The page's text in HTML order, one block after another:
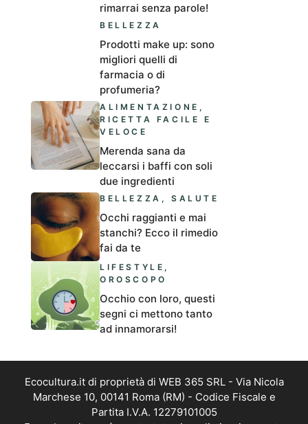
rimarrai senza parole!
BELLEZZA
Prodotti make up: sono
migliori quelli di
farmacia o di
profumeria?
ALIMENTAZIONE ,
RICETTA FACILE E
VELOCE
Merenda sana da
leccarsi i baffi con soli
due ingredienti
BELLEZZA ,SALUTE
Occhi raggianti e mai
stanchi? Ecco il rimedio
fai da te
LIFESTYLE ,
OROSCOPO
Occhio con loro, questi
segni ci mettono tanto
ad innamorarsi!
Ecocultura.it di proprietà di WEB 365 SRL - Via Nicola
Marchese 10, 00141 Roma (RM) - Codice Fiscale e
Partita I.V.A. 12279101005